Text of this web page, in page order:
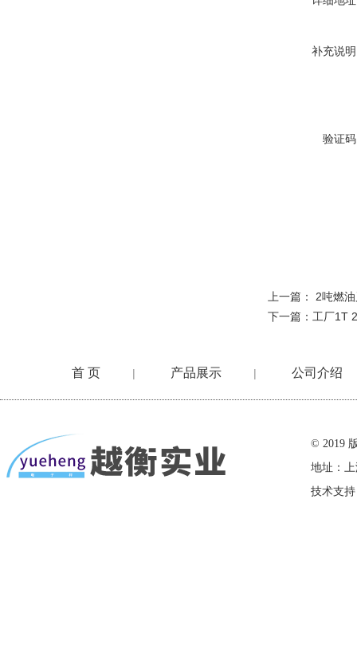
补充说
验证
上一篇： 2吨燃
下一篇： 工厂1T
首 页 | 产品展示 | 公司介绍
© 2019
地址：
技术支